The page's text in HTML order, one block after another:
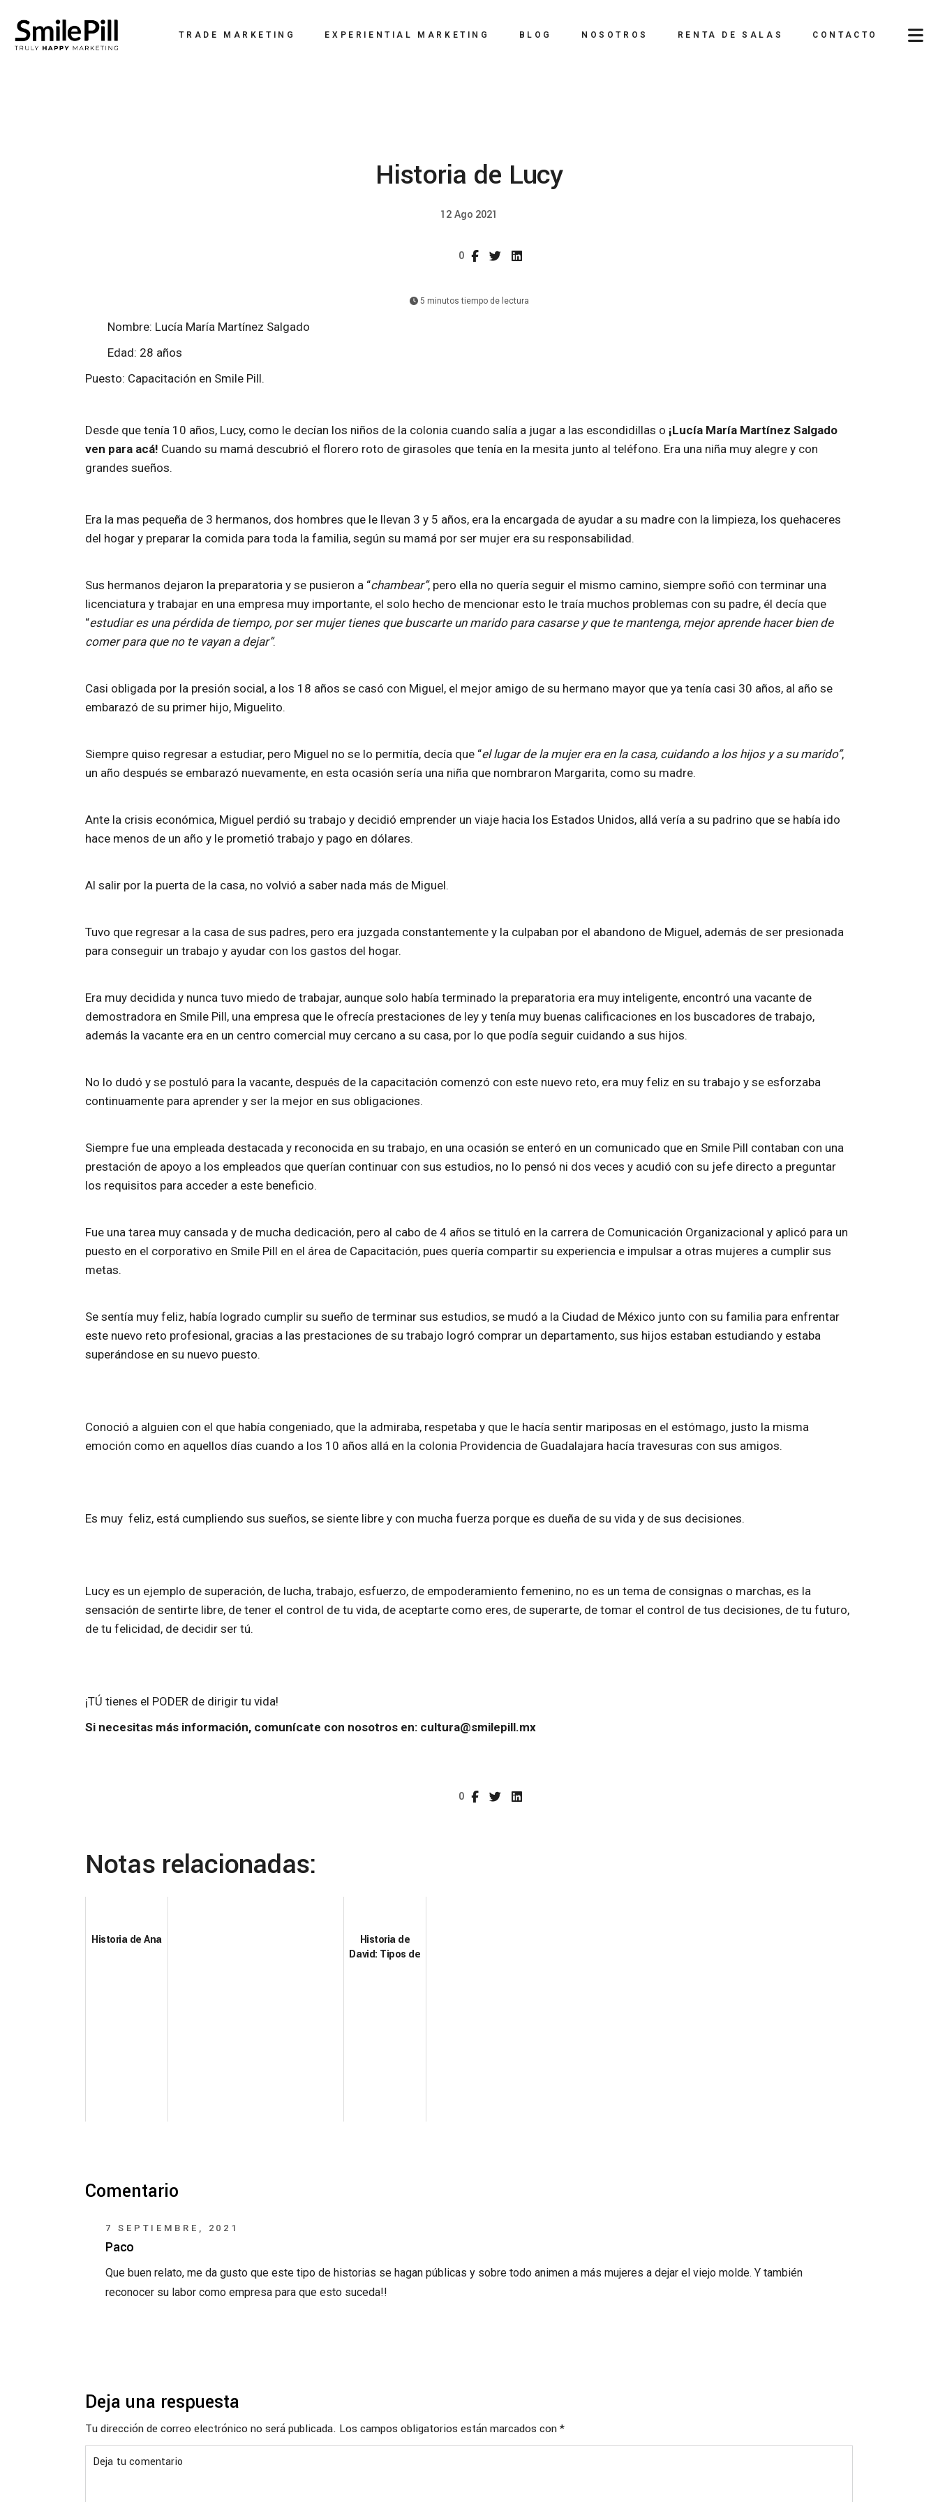
TRADE MARKETING EXPERIENTIAL MARKETING
Influencer Marketing
BLOG NOSOTROS RENTA DE SALAS CONTACTO
BTL
Historia de Lucy
12 Ago 2021
0
5 minutos tiempo de lectura
Nombre: Lucía María Martínez Salgado
Edad: 28 años
Puesto: Capacitación en Smile Pill.
Desde que tenía 10 años, Lucy, como le decían los niños de la colonia cuando salía a jugar a las escondidillas o ¡Lucía María Martínez Salgado
ven para acá! Cuando su mamá descubrió el florero roto de girasoles que tenía en la mesita junto al teléfono. Era una niña muy alegre y con
grandes sueños.
Era la mas pequeña de 3 hermanos, dos hombres que le llevan 3 y 5 años, era la encargada de ayudar a su madre con la limpieza, los quehaceres
del hogar y preparar la comida para toda la familia, según su mamá por ser mujer era su responsabilidad.
Sus hermanos dejaron la preparatoria y se pusieron a “chambear”, pero ella no quería seguir el mismo camino, siempre soñó con terminar una
licenciatura y trabajar en una empresa muy importante, el solo hecho de mencionar esto le traía muchos problemas con su padre, él decía que
“estudiar es una pérdida de tiempo, por ser mujer tienes que buscarte un marido para casarse y que te mantenga, mejor aprende hacer bien de
comer para que no te vayan a dejar”.
Casi obligada por la presión social, a los 18 años se casó con Miguel, el mejor amigo de su hermano mayor que ya tenía casi 30 años, al año se
embarazó de su primer hijo, Miguelito.
Siempre quiso regresar a estudiar, pero Miguel no se lo permitía, decía que “el lugar de la mujer era en la casa, cuidando a los hijos y a su marido”,
un año después se embarazó nuevamente, en esta ocasión sería una niña que nombraron Margarita, como su madre.
Ante la crisis económica, Miguel perdió su trabajo y decidió emprender un viaje hacia los Estados Unidos, allá vería a su padrino que se había ido
hace menos de un año y le prometió trabajo y pago en dólares.
Al salir por la puerta de la casa, no volvió a saber nada más de Miguel.
Tuvo que regresar a la casa de sus padres, pero era juzgada constantemente y la culpaban por el abandono de Miguel, además de ser presionada
para conseguir un trabajo y ayudar con los gastos del hogar.
Era muy decidida y nunca tuvo miedo de trabajar, aunque solo había terminado la preparatoria era muy inteligente, encontró una vacante de
demostradora en Smile Pill, una empresa que le ofrecía prestaciones de ley y tenía muy buenas calificaciones en los buscadores de trabajo,
además la vacante era en un centro comercial muy cercano a su casa, por lo que podía seguir cuidando a sus hijos.
No lo dudó y se postuló para la vacante, después de la capacitación comenzó con este nuevo reto, era muy feliz en su trabajo y se esforzaba
continuamente para aprender y ser la mejor en sus obligaciones.
Siempre fue una empleada destacada y reconocida en su trabajo, en una ocasión se enteró en un comunicado que en Smile Pill contaban con una
prestación de apoyo a los empleados que querían continuar con sus estudios, no lo pensó ni dos veces y acudió con su jefe directo a preguntar
los requisitos para acceder a este beneficio.
Fue una tarea muy cansada y de mucha dedicación, pero al cabo de 4 años se tituló en la carrera de Comunicación Organizacional y aplicó para un
puesto en el corporativo en Smile Pill en el área de Capacitación, pues quería compartir su experiencia e impulsar a otras mujeres a cumplir sus
metas.
Se sentía muy feliz, había logrado cumplir su sueño de terminar sus estudios, se mudó a la Ciudad de México junto con su familia para enfrentar
este nuevo reto profesional, gracias a las prestaciones de su trabajo logró comprar un departamento, sus hijos estaban estudiando y estaba
superándose en su nuevo puesto.
Conoció a alguien con el que había congeniado, que la admiraba, respetaba y que le hacía sentir mariposas en el estómago, justo la misma
emoción como en aquellos días cuando a los 10 años allá en la colonia Providencia de Guadalajara hacía travesuras con sus amigos.
Es muy feliz, está cumpliendo sus sueños, se siente libre y con mucha fuerza porque es dueña de su vida y de sus decisiones.
Lucy es un ejemplo de superación, de lucha, trabajo, esfuerzo, de empoderamiento femenino, no es un tema de consignas o marchas, es la
sensación de sentirte libre, de tener el control de tu vida, de aceptarte como eres, de superarte, de tomar el control de tus decisiones, de tu futuro,
de tu felicidad, de decidir ser tú.
¡TÚ tienes el PODER de dirigir tu vida!
Si necesitas más información, comunícate con nosotros en: cultura@smilepill.mx
0
Notas relacionadas:
Historia de Ana
Historia de
David: Tipos de
Comentario
7 SEPTIEMBRE, 2021
Paco
Que buen relato, me da gusto que este tipo de historias se hagan públicas y sobre todo animen a más mujeres a dejar el viejo molde. Y también
reconocer su labor como empresa para que esto suceda!!
Deja una respuesta
Tu dirección de correo electrónico no será publicada. Los campos obligatorios están marcados con*